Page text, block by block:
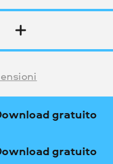
gratuito
gratuito